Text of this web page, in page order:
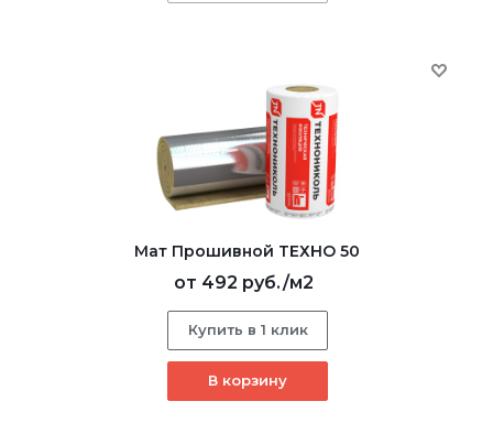
Мат Прошивной ТЕХНО 50
от 492 руб./м2
Купить в 1 клик
В корзину